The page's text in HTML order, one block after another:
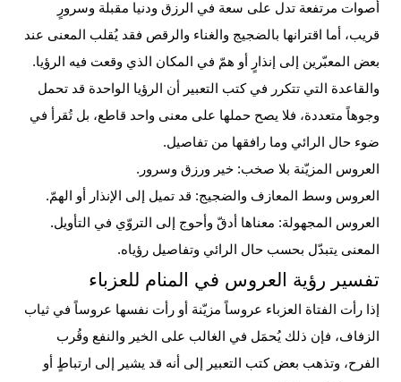
أصوات مرتفعة تدل على سعة في الرزق ودنيا مقبلة وسرورٍ
قريب، أما اقترانها بالضجيج والغناء والرقص فقد يُقلب المعنى عند
بعض المعبّرين إلى إنذارٍ أو همّ في المكان الذي وقعت فيه الرؤيا.
والقاعدة التي تتكرر في كتب التعبير أن الرؤيا الواحدة قد تحمل
وجوهاً متعددة، فلا يصح حملها على معنى واحد قاطع، بل تُقرأ في
ضوء حال الرائي وما رافقها من تفاصيل.
العروس المزيّنة بلا صخب: خير ورزق وسرور.
العروس وسط المعازف والضجيج: قد تميل إلى الإنذار أو الهمّ.
العروس المجهولة: معناها أدقّ وأحوج إلى التروّي في التأويل.
المعنى يتبدّل بحسب حال الرائي وتفاصيل رؤياه.
تفسير رؤية العروس في المنام للعزباء
إذا رأت الفتاة العزباء عروساً مزيّنة أو رأت نفسها عروساً في ثياب
الزفاف، فإن ذلك يُحمَل في الغالب على الخير والنفع وقُرب
الفرح، وتذهب بعض كتب التعبير إلى أنه قد يشير إلى ارتباطٍ أو